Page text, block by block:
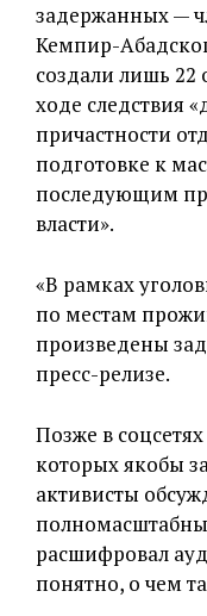
задержанных —
Кемпир-
создали лишь
ходе следствия
причастности
подготовке к
последующим
власти».
«В рамках
по местам
произведены
пресс-релизе.
Позже в
которых якобы
активисты
расшифровал
понятно, о чем